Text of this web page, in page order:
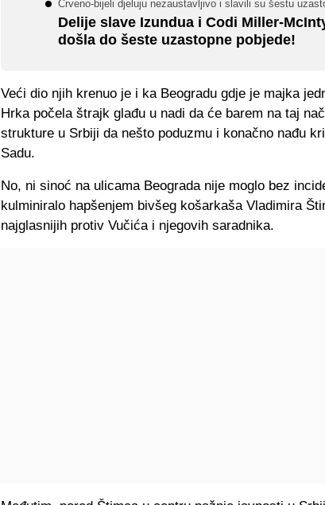
Crveno-bijeli djeluju nezaustavljivo i slavili su šestu
Delije slave Izundua i Codi Miller-
došla do šeste uzastopne pobjede!
Veći dio njih krenuo je i ka Beogradu gdje je majka
Hrka počela štrajk glađu u nadi da će barem na taj
strukture u Srbiji da nešto poduzmu i konačno nađu
Sadu.
No, ni sinoć na ulicama Beograda nije moglo bez
kulminiralo hapšenjem bivšeg košarkaša Vladimira
najglasnijih protiv Vučića i njegovih saradnika.